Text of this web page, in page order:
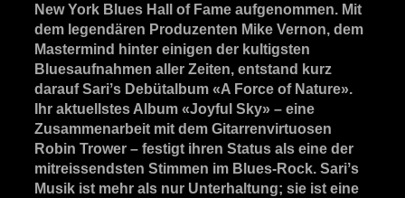
New York Blues Hall of Fame aufgenommen. Mit
dem legendären Produzenten Mike Vernon, dem
Mastermind hinter einigen der kultigsten
Bluesaufnahmen aller Zeiten, entstand kurz
darauf Sariʼs Debütalbum «A Force of Nature».
Ihr aktuellstes Album «Joyful Sky» – eine
Zusammenarbeit mit dem Gitarrenvirtuosen
Robin Trower – festigt ihren Status als eine der
mitreissendsten Stimmen im Blues-Rock. Sariʼs
Musik ist mehr als nur Unterhaltung; sie ist eine